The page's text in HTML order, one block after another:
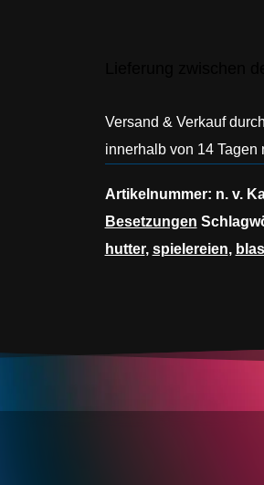
Versand & Verkauf
innerhalb von 14 Tagen
Artikelnummer: n. v.
Besetzungen
hutter, spielereien,